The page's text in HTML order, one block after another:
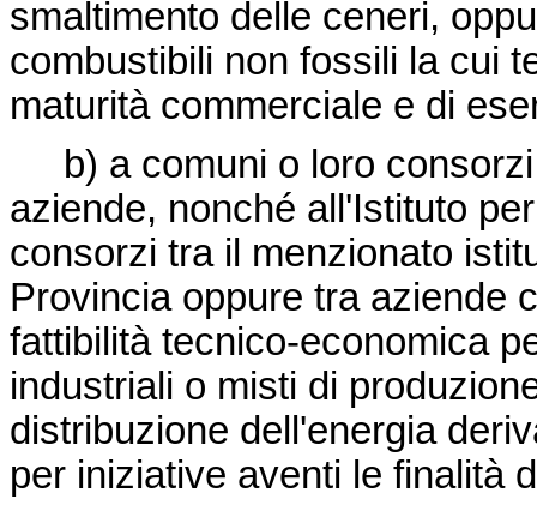
smaltimento delle ceneri,
combustibili non fossili la cui
maturità commerciale e di
b) a comuni o loro
aziende, nonché all'Istituto
consorzi tra il menzionato
Provincia oppure tra aziende
fattibilità tecnico-economica
industriali o misti di
distribuzione dell'energia
per iniziative aventi le finalità